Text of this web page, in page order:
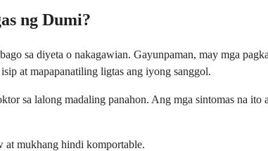
ng Dumi?
sa diyeta o nakagawian. Gayunpaman, may mga
at mapapanatiling ligtas ang iyong sanggol.
sa lalong madaling panahon. Ang mga sintomas na
at mukhang hindi komportable.